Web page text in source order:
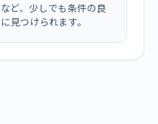
ど、少しでも条件の良
見つけられます。